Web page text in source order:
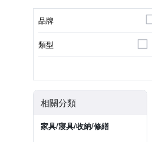
品牌
類型
相關分類
家具/寢具/收納/修繕